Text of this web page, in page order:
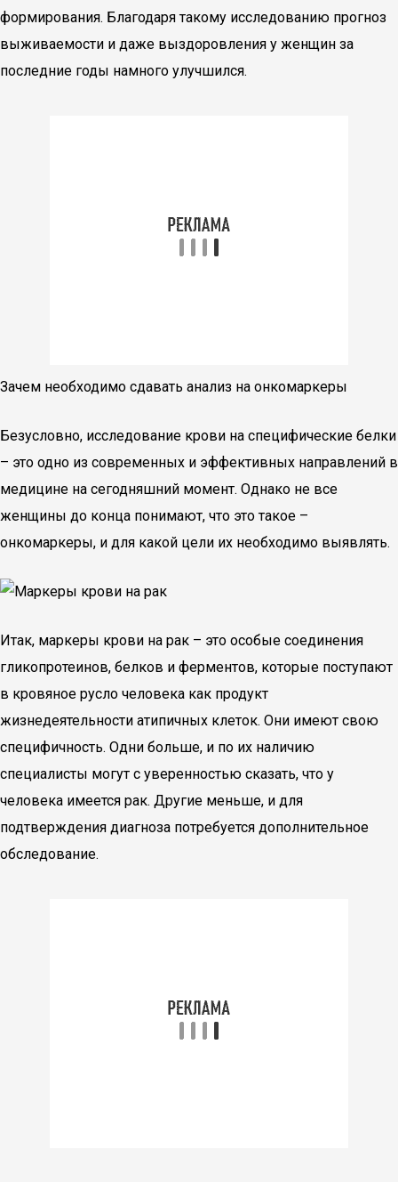
формирования. Благодаря такому исследованию прогноз
выживаемости и даже выздоровления у женщин за
последние годы намного улучшился.
Зачем необходимо сдавать анализ на онкомаркеры
Безусловно, исследование крови на специфические белки
– это одно из современных и эффективных направлений в
медицине на сегодняшний момент. Однако не все
женщины до конца понимают, что это такое –
онкомаркеры, и для какой цели их необходимо выявлять.
Итак, маркеры крови на рак – это особые соединения
гликопротеинов, белков и ферментов, которые поступают
в кровяное русло человека как продукт
жизнедеятельности атипичных клеток. Они имеют свою
специфичность. Одни больше, и по их наличию
специалисты могут с уверенностью сказать, что у
человека имеется рак. Другие меньше, и для
подтверждения диагноза потребуется дополнительное
обследование.